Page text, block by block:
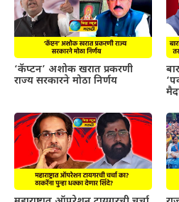
‘कॅप्टन’ अशोक खरात प्रकरणी
राज्य सरकारने मोठा निर्णय